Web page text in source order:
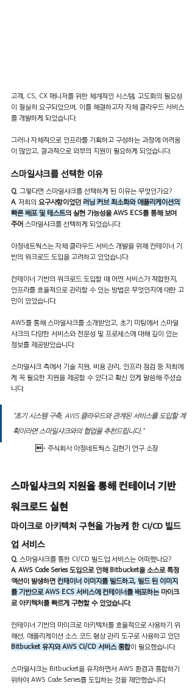
고객, CS, CX 매니저를 위한 체계적인 시스템, 고도화의 필요성
이 절실히 요구되었으며, 이를 해결하고자 자체 클라우드 서비스
를 개발하게 되었습니다.
그러나 자체적으로 인프라를 기획하고 구성하는 과정에 어려움
이 많았고, 결과적으로 외부의 지원이 필요하게 되었습니다.
스마일샤크를 선택한 이유
Q. 그렇다면 스마일샤크를 선택하게 된 이유는 무엇인가요?
A. 저희의 요구사항이었던 러닝 커브 최소화와 애플리케이션의
빠른 배포 및 테스트의 실현 가능성을 AWS ECS를 통해 보여
주어 스마일샤크를 선택하게 되었습니다.
아정네트웍스는 자체 클라우드 서비스 개발을 위해 컨테이너 기
반의 워크로드 도입을 고려하고 있었습니다.
컨테이너 기반의 워크로드 도입할 때 어떤 서비스가 적합한지,
인프라를 효율적으로 관리할 수 있는 방법은 무엇인지에 대한 고
민이 있었습니다.
AWS를 통해 스마일샤크를 소개받았고, 초기 미팅에서 스마일
샤크의 다양한 서비스와 전문성 및 프로세스에 대해 깊이 있는
정보를 제공받았습니다.
스마일샤크 측에서 기술 지원, 비용 관리, 인프라 점검 등 저희에
게 꼭 필요한 지원을 제공할 수 있다고 확신 있게 말씀해 주셨습
니다.
"초기 시스템 구축, AWS 클라우드와 관계된 서비스를 도입할 계
획이라면 스마일샤크와의 협업을 추천드립니다."
	
- 주식회사 아정네트웍스 김현기 연구 소장
스마일샤크의 지원을 통해 컨테이너 기반
워크로드 실현
마이크로 아키텍처 구현을 가능케 한 CI/CD 빌드
업 서비스
Q. 스마일샤크를 통한 CI/CD 빌드업 서비스는 어떠했나요?
A. AWS Code Series 도입으로 인해 Bitbucket을 소스로 특정
액션이 발생하면 컨테이너 이미지를 빌드하고, 빌드 된 이미지
를 기반으로 AWS ECS 서비스에 컨테이너를 배포하는 마이크
로 아키텍처를 빠르게 구현할 수 있었습니다.
컨테이너 기반의 마이크로 아키텍처를 효율적으로 사용하기 위
해선, 애플리케이션 소스 코드 형상 관리 도구로 사용하고 있던
Bitbucket 유지와 AWS CI/CD 서비스 통합이 필요했습니다.
스마일샤크는 Bitbucket을 유지하면서 AWS 환경과 통합하기
위하여 AWS Code Series를 도입하는 것을 제안했습니다.